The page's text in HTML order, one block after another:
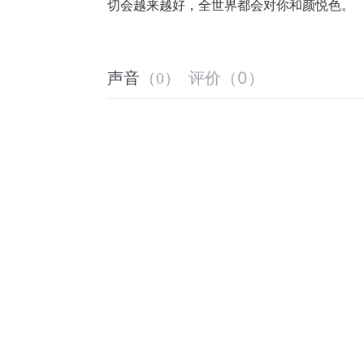
切会越来越好，全世界都会对你和颜悦色。
声音 （0） 评价 （0 ）